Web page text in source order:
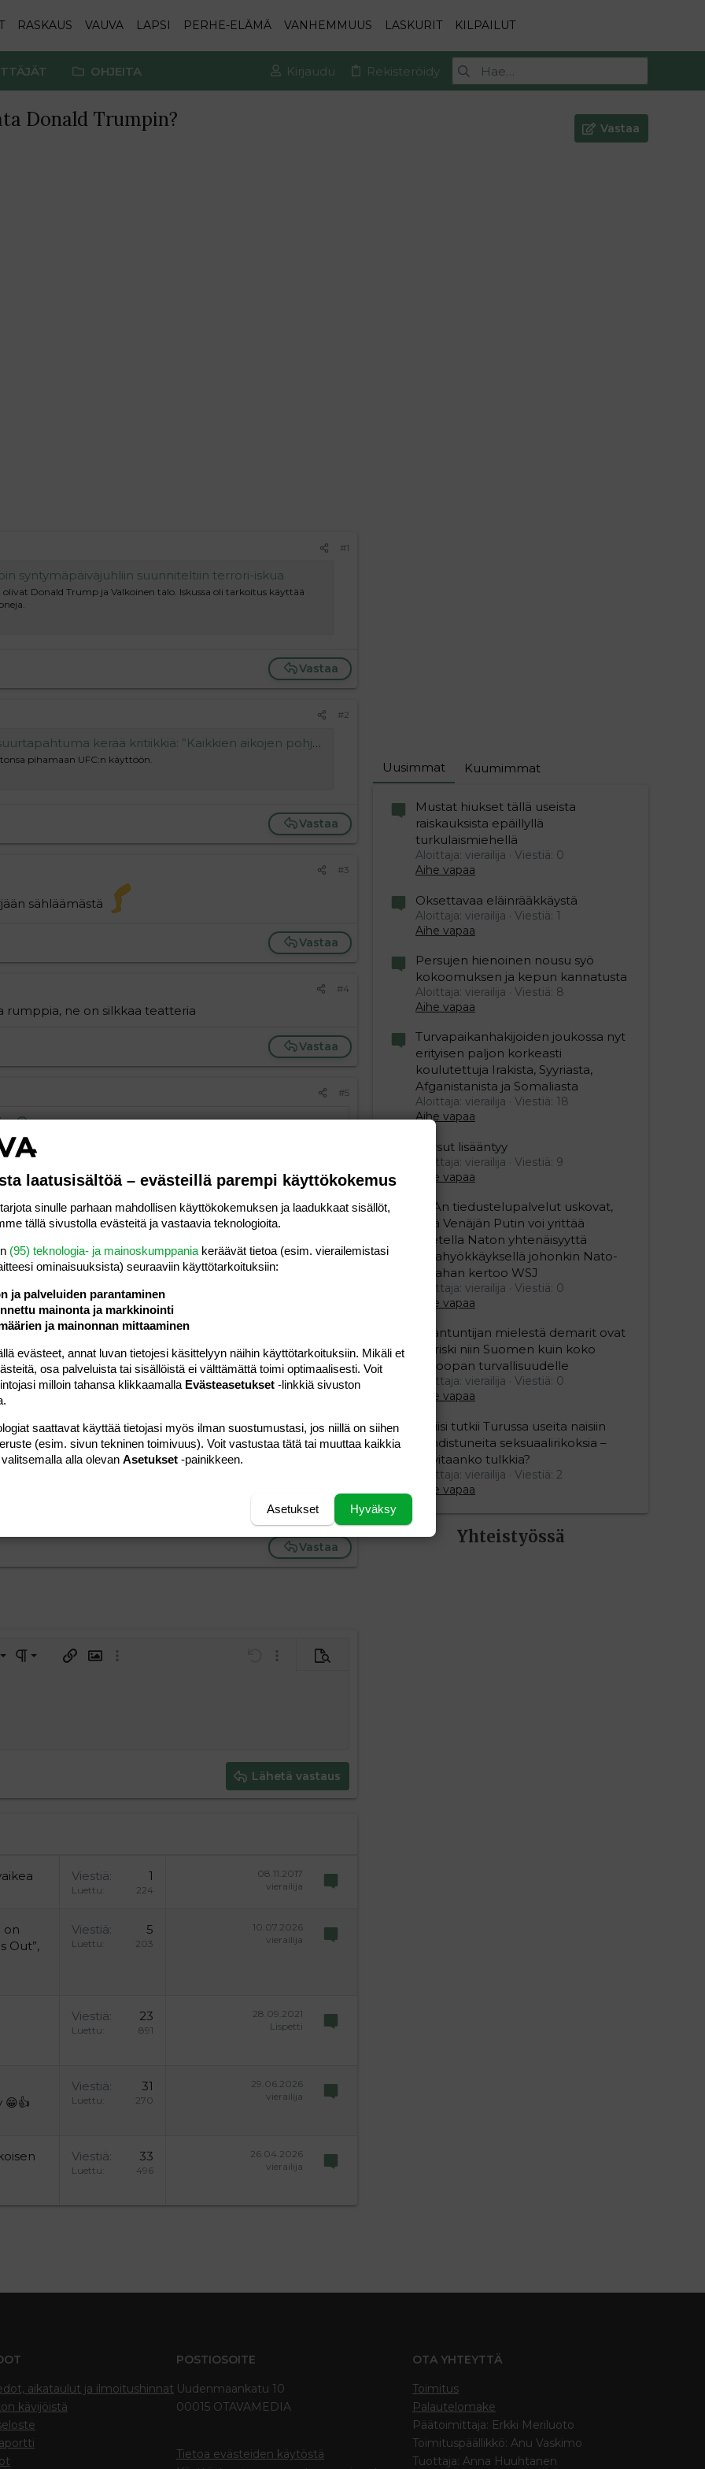
RASKAUS VAUVA LAPSI PERHE-ELÄMÄ VANHEMMUUS LASKURIT KILPAILUT
OHJEITA Kirjaudu Rekisteröidy
Donald Trumpin? Vastaa
#1
syntymäpäiväjuhliin suunniteltiin terrori-iskua
Donald Trump ja Valkoinen talo. Iskussa oli tarkoitus käyttää
Vastaa
#2
kerää kritiikkiä: ”Kaikkien aikojen pohjanoteeraus”
pihamaan UFC:n käyttöön.
Vastaa
#3
sähläämästä
Vastaa
#4
rumppia, ne on silkkaa teatteria
Vastaa
#5
:
ne on silkkaa teatteria
hyvä maine FBI: lle.
:
ne on silkkaa teatteria
Vastaa
vassunpaskat.
Vastaa
lista
vasemmalle
Paragraph formatLisää hyperlinkki
Lisää kuvaLaajennettuun editoriin… KumoaLaajennettuun editoriin…
Esikatsele
Lähetä vastaus
Viestiä 1
Luettu 224
08.11.2017
vierailija
on
Out”,
Viestiä 5
Luettu 203
10.07.2026
vierailija
Viestiä 23
Luettu 891
28.09.2021
Lispetti
😁👍
Viestiä 31
Luettu 270
29.06.2026
vierailija
Viestiä 33
Luettu 496
26.04.2026
vierailija
Uusimmat Kuumimmat
Mustat hiukset tällä useista
raiskauksista epäillyllä
turkulaismiehellä
Aloittaja: vierailija
Viestiä: 0
Aihe vapaa
Oksettavaa eläinrääkkäystä
Aloittaja: vierailija
Viestiä: 1
Aihe vapaa
Persujen hienoinen nousu syö
kokoomuksen ja kepun kannatusta
Aloittaja: vierailija
Viestiä: 8
Aihe vapaa
Turvapaikanhakijoiden joukossa nyt
erityisen paljon korkeasti
koulutettuja Irakista, Syyriasta,
Afganistanista ja Somaliasta
Aloittaja: vierailija
Viestiä: 18
Aihe vapaa
Persut lisääntyy
Aloittaja: vierailija
Viestiä: 9
Aihe vapaa
USAn tiedustelupalvelut uskovat,
että Venäjän Putin voi yrittää
koetella Naton yhtenäisyyttä
maahyökkäyksellä johonkin Nato-
maahan kertoo WSJ
Aloittaja: vierailija
Viestiä: 0
Aihe vapaa
Asiantuntijan mielestä demarit ovat
iso riski niin Suomen kuin koko
Euroopan turvallisuudelle
Aloittaja: vierailija
Viestiä: 0
Aihe vapaa
Poliisi tutkii Turussa useita naisiin
kohdistuneita seksuaalirikoksia –
tarvitaanko tulkkia?
Aloittaja: vierailija
Viestiä: 2
Aihe vapaa
Yhteistyössä
aikataulut ja ilmoitushinnat
kävijöistä
POSTIOSOITE
Uudenmaankatu 10
00015 OTAVAMEDIA
Tietoa evästeiden käytöstä
OTA YHTEYTTÄ
Toimitus
Palautelomake
Päätoimittaja: Erkki Meriluoto
Toimituspäällikkö: Anu Vaskimo
Tuottaja: Anna Huuhtanen
laatusisältöä – evästeillä parempi käyttökokemus
sinulle parhaan mahdollisen käyttökokemuksen ja laadukkaat sisällöt,
tällä sivustolla evästeitä ja vastaavia teknologioita.
(95) teknologia- ja mainoskumppania keräävät tietoa (esim. vierailemis­tasi
ominaisuuk­sista) seuraaviin käyttötarkoituksiin:
ja palveluiden parantaminen
mainonta ja markkinointi
ja mainonnan mittaaminen
evästeet, annat luvan tietojesi käsittelyyn näihin käyttötarkoituksiin. Mikäli et
osa palveluista tai sisällöistä ei välttämättä toimi optimaalisesti. Voit
milloin tahansa klikkaamalla Evästeasetukset -linkkiä sivuston
saattavat käyttää tietojasi myös ilman suostumustasi, jos niillä on siihen
(esim. sivun tekninen toimivuus). Voit vastustaa tätä tai muuttaa kaikkia
alla olevan Asetukset -painikkeen.
Hyväksy
Asetukset